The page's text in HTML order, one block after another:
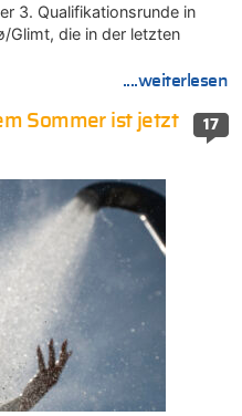
3. Qualifikationsrunde in
Glimt, die in der letzten
....weiterlesen
17
Sommer ist jetzt